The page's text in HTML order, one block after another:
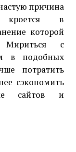
причина
кроется в
которой
Мириться с
в подобных
потратить
сэкономить
сайтов и